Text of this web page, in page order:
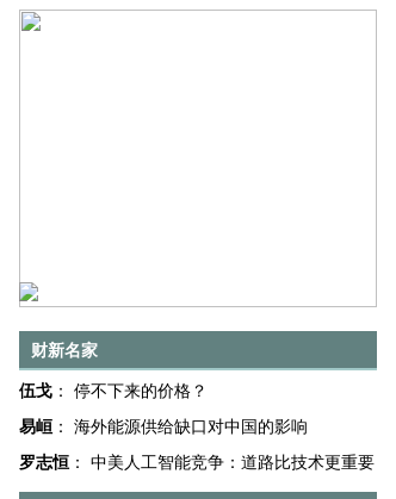
财新名家
伍戈 ： 停不下来的价格？
易峘 ： 海外能源供给缺口对中国的影响
罗志恒 ： 中美人工智能竞争：道路比技术更重要